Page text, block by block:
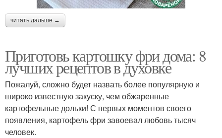
читать дальше →
Приготовь картошку фри дома: 8
лучших рецептов в духовке
Пожалуй, сложно будет назвать более популярную и
широко известную закуску, чем обжаренные
картофельные дольки! С первых моментов своего
появления, картофель фри завоевал любовь тысяч
человек.